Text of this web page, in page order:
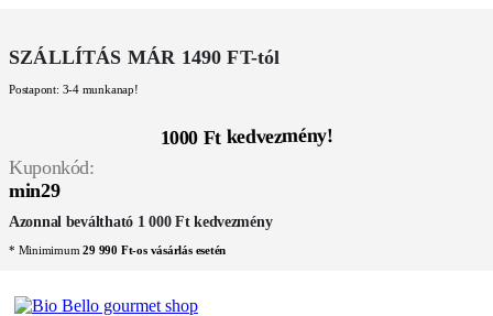
SZÁLLÍTÁS MÁR 1490 FT-tól
Postapont: 3-4 munkanap!
1000 Ft kedvezmény!
Kuponkód:
min29
Azonnal beváltható 1 000 Ft kedvezmény
* Minimimum29 990 Ft-os vásárlás esetén